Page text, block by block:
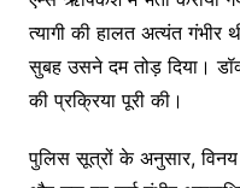
त्यागी की हालत अत्यंत गंभीर
सुबह उसने दम तोड़ दिया।
की प्रक्रिया पूरी की।
पुलिस सूत्रों के अनुसार, विनय